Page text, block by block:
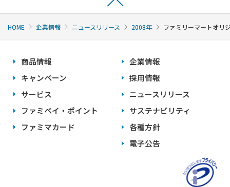
HOME 企業情報 ニュースリリース 2008年 ファミリーマートオリ
商品情報
キャンペーン
サービス
ファミペイ・ポイント
ファミマカード
企業情報
採用情報
ニュースリリース
サステナビリティ
各種方針
電子公告